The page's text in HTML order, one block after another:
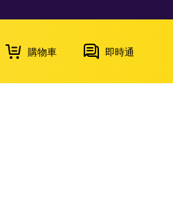
購物車 即時通